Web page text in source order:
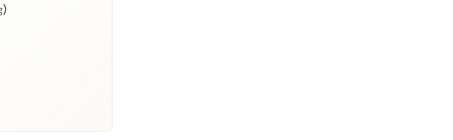
)